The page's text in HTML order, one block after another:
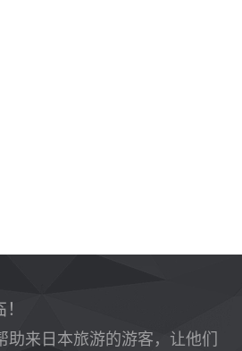
助来日本旅游的游客，让他们